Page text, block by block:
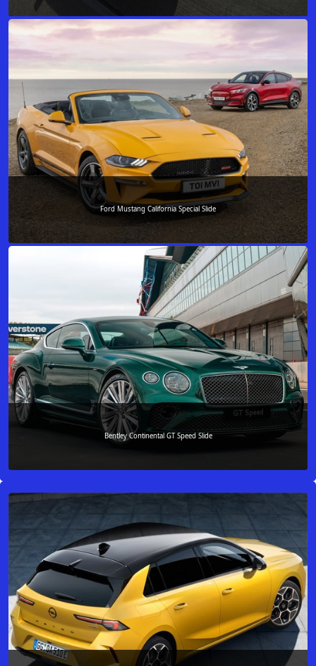
Ford Mustang California Special Slide
Bentley Continental GT Speed Slide